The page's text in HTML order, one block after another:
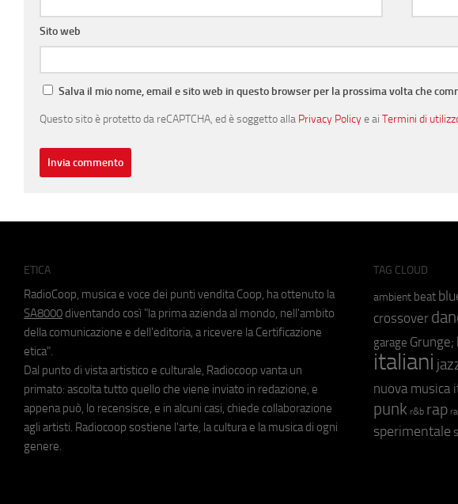
Sito web
Salva il mio nome, email e sito web in questo browser per la prossima volta che
Questo sito è protetto da reCAPTCHA, ed è soggetto alla Privacy Policye ai Termini di
ETICA
RadioCoop, musica e voce dei punti vendita Coop, ha ottenuto la
SA8000 diventando così "la prima azienda al mondo, nell'ambito
della comunicazione e dell'editoria, a ricevere la Certificazione
etica".
Dal punto di vista artistico e culturale, Radiocoop vanta un
primato: ascolta tutto quello che viene inviato in redazione, e
appena può, lo recensisce, e in alcuni casi, chiede collaborazione
agli artisti. Radiocoop sostiene l'arte, la cultura e la musica di ogni
genere.
TAG CLOUD
ambient beat
crossover
garage Grunge;
italiani
nuova musica
punk r&b rap
sperimentale